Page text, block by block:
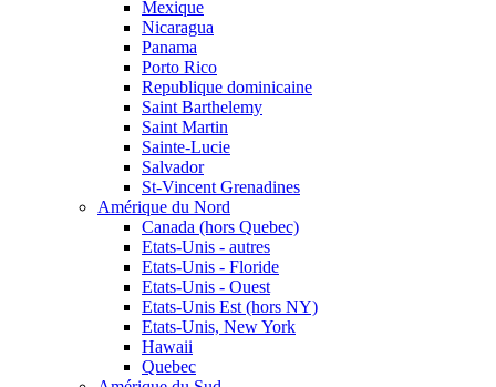
Mexique
Nicaragua
Panama
Porto Rico
Republique dominicaine
Saint Barthelemy
Saint Martin
Sainte-Lucie
Salvador
St-Vincent Grenadines
Amérique du Nord
Canada (hors Quebec)
Etats-Unis - autres
Etats-Unis - Floride
Etats-Unis - Ouest
Etats-Unis Est (hors NY)
Etats-Unis, New York
Hawaii
Quebec